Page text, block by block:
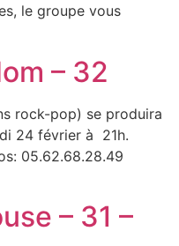
le groupe vous
– 32
rock-pop) se produira
24 février à 21h.
05.62.68.28.49
– 31 –